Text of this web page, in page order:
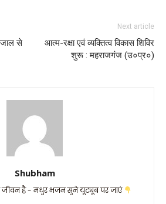
जाल से
Next article
आत्म-रक्षा एवं व्यक्तित्व विकास शिविर
शुरू : महराजगंज (उ०प्र०)
Shubham
जीवन है - मधुर भजन सुने यूट्यूब पर जाएं